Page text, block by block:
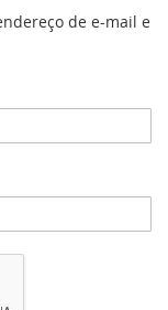
de e-mail e